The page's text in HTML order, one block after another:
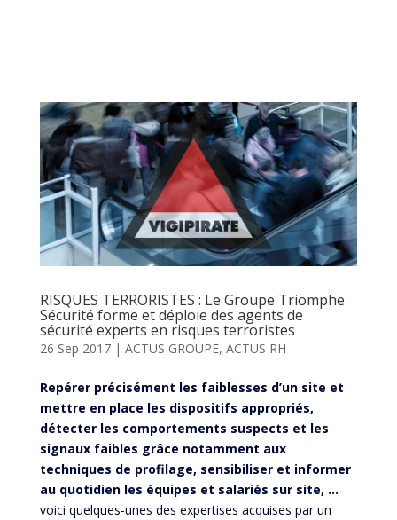
RISQUES TERRORISTES : Le Groupe Triomphe
Sécurité forme et déploie des agents de
sécurité experts en risques terroristes
26 Sep 2017| ACTUS GROUPE, ACTUS RH
Repérer précisément les faiblesses d’un site et
mettre en place les dispositifs appropriés,
détecter les comportements suspects et les
signaux faibles grâce notamment aux
techniques de profilage, sensibiliser et informer
au quotidien les équipes et salariés sur site, …
voici quelques-unes des expertises acquises par un